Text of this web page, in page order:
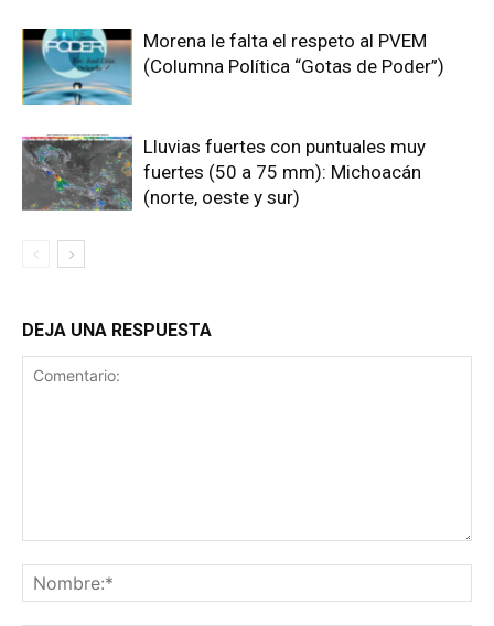
Morena le falta el respeto al PVEM
(Columna Política “Gotas de Poder”)
Lluvias fuertes con puntuales muy
fuertes (50 a 75 mm): Michoacán
(norte, oeste y sur)
DEJA UNA RESPUESTA